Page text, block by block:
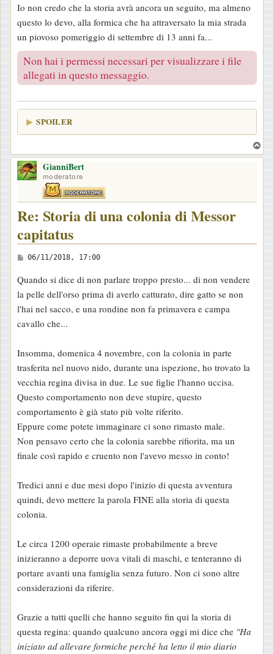
Io non credo che la storia avrà ancora un seguito, ma almeno
questo lo devo, alla formica che ha attraversato la mia strada
un piovoso pomeriggio di settembre di 13 anni fa...
Non hai i permessi necessari per visualizzare i file
allegati in questo messaggio.
SPOILER
o
GianniBert
moderatore
Re: Storia di una colonia di Messor
capitatus
M
s
s
a
g
i
o
06/11/2018, 17:00
Quando si dice di non parlare troppo presto... di non vendere
la pelle dell'orso prima di averlo catturato, dire gatto se non
l'hai nel sacco, e una rondine non fa primavera e campa
cavallo che...
Insomma, domenica 4 novembre, con la colonia in parte
trasferita nel nuovo nido, durante una ispezione, ho trovato la
vecchia regina divisa in due. Le sue figlie l'hanno uccisa.
Questo comportamento non deve stupire, questo
comportamento è già stato più volte riferito.
Eppure come potete immaginare ci sono rimasto male.
Non pensavo certo che la colonia sarebbe rifiorita, ma un
finale così rapido e cruento non l'avevo messo in conto!
Tredici anni e due mesi dopo l'inizio di questa avventura
quindi, devo mettere la parola FINE alla storia di questa
colonia.
Le circa 1200 operaie rimaste probabilmente a breve
inizieranno a deporre uova vitali di maschi, e tenteranno di
portare avanti una famiglia senza futuro. Non ci sono altre
considerazioni da riferire.
Grazie a tutti quelli che hanno seguito fin qui la storia di
questa regina: quando qualcuno ancora oggi mi dice che "Ha
iniziato ad allevare formiche perché ha letto il mio diario